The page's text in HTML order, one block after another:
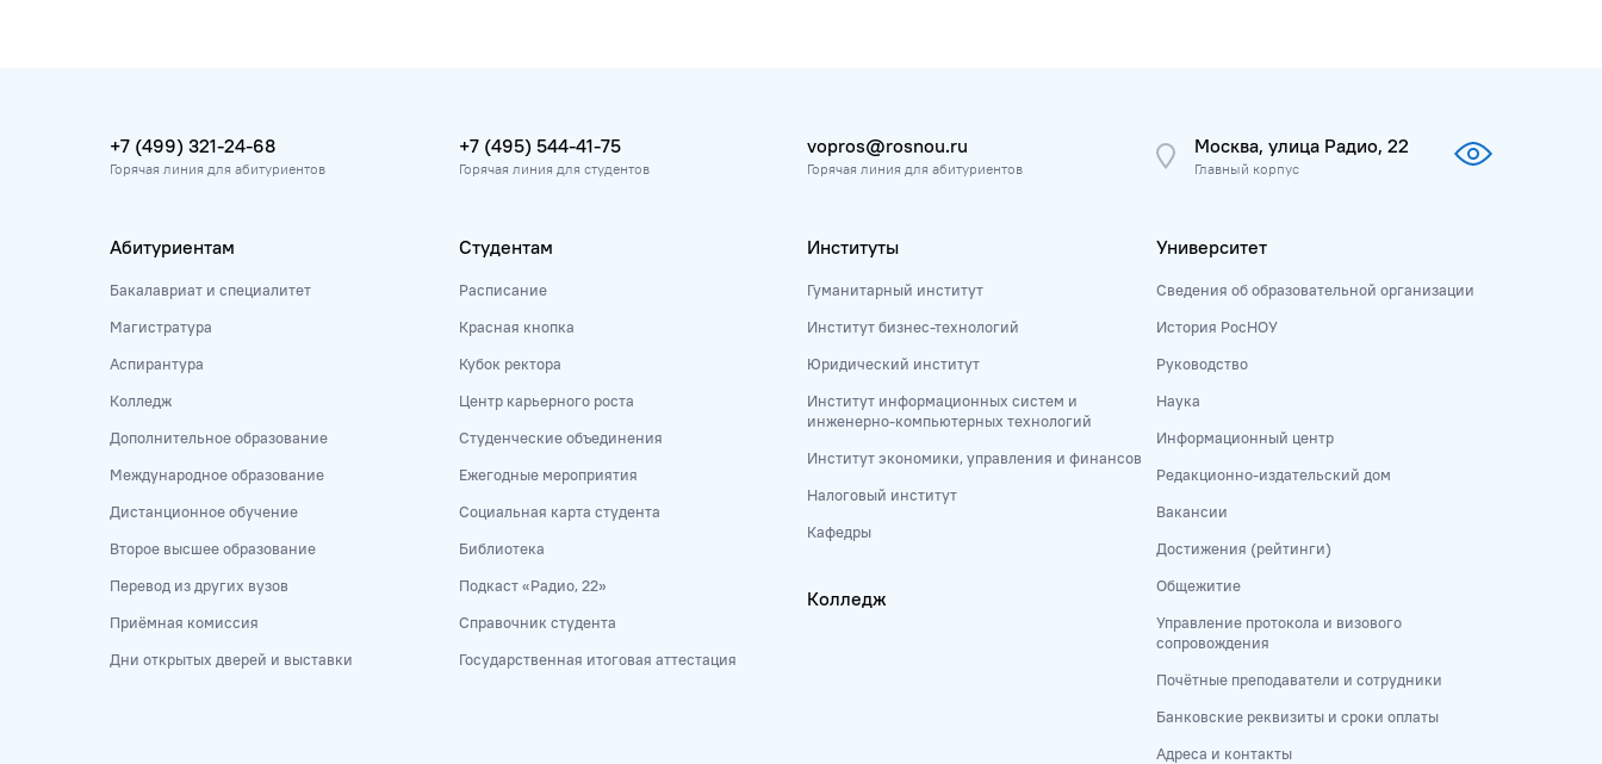
+7 (499) 321-24-68
Горячая линия для абитуриентов
+7 (495) 544-41-75
Горячая линия для студентов
vopros@rosnou.ru
Горячая линия для абитуриентов
Москва, улица Радио, 22
Главный корпус
Абитуриентам
Бакалавриат и специалитет
Магистратура
Аспирантура
Колледж
Дополнительное образование
Международное образование
Дистанционное обучение
Второе высшее образование
Перевод из других вузов
Приёмная комиссия
Дни открытых дверей и выставки
Студентам
Расписание
Красная кнопка
Кубок ректора
Центр карьерного роста
Студенческие объединения
Ежегодные мероприятия
Социальная карта студента
Библиотека
Подкаст «Радио, 22»
Справочник студента
Государственная итоговая аттестация
Институты
Гуманитарный институт
Институт бизнес-технологий
Юридический институт
Институт информационных систем и
инженерно-компьютерных технологий
Институт экономики, управления и финансов
Налоговый институт
Кафедры
Колледж
Университет
Сведения об образовательной организации
История РосНОУ
Руководство
Наука
Информационный центр
Редакционно-издательский дом
Вакансии
Достижения (рейтинги)
Общежитие
Управление протокола и визового
сопровождения
Почётные преподаватели и сотрудники
Банковские реквизиты и сроки оплаты
Адреса и контакты